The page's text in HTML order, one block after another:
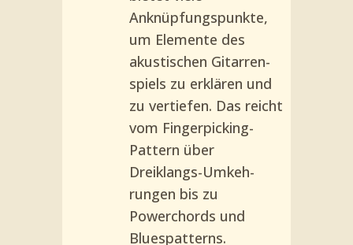
Anknüpfungspunkte,
um Ele­mente des
akustischen Gitarren­
spiels zu erklären und
zu vertie­fen. Das reicht
vom Fingerpicking­
Pattern über
Dreiklangs-Umkeh­
rungen bis zu
Powerchords und
Bluespatterns.